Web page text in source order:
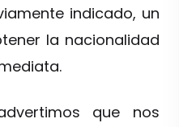
indicado, un
la nacionalidad
que nos